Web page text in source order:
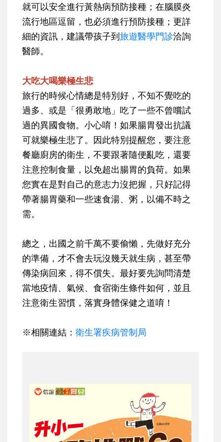
就可以安全進行黃熱病預防接種；在腦膜炎
流行地區逗留，也必須進行預防接種；更詳
細的資訊，建議帶孩子到旅遊醫學門診洽詢
醫師。
大吃大喝樂極生悲
旅行的時候心情總是特別好，不知不覺吃的
過多、或是「很勇敢地」吃了一些不曾嚐試
過的異國食物。小心唷！如果腸胃發出抗議
可就樂極生悲了。因此特別提醒您，要注意
餐廳廚房的衛生，不要跟著隨便亂吃，還要
注意控制食量，以免超出腸胃的負荷。如果
您實在是對自己的意志力沒把握，只好記得
帶著腸胃藥和一些速食湯、粥，以備不時之
需。
總之，出國之前千萬不要偷懶，先做好充分
的準備，才不會去玩沒幾天就生病，甚至帶
傳染病回來，得不償失。最好要先詢問清楚
當地疫情、氣候、食宿衛生條件如何，並且
注意衛生習慣，落實身體保健之道唷！
※相關連結： 衛生署疾病管制局